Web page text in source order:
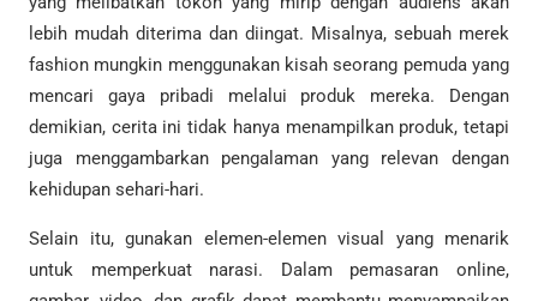
lebih mudah diterima dan diingat. Misalnya, sebuah merek
fashion mungkin menggunakan kisah seorang pemuda yang
mencari gaya pribadi melalui produk mereka. Dengan
demikian, cerita ini tidak hanya menampilkan produk, tetapi
juga menggambarkan pengalaman yang relevan dengan
kehidupan sehari-hari.
Selain itu, gunakan elemen-elemen visual yang menarik
untuk memperkuat narasi. Dalam pemasaran online,